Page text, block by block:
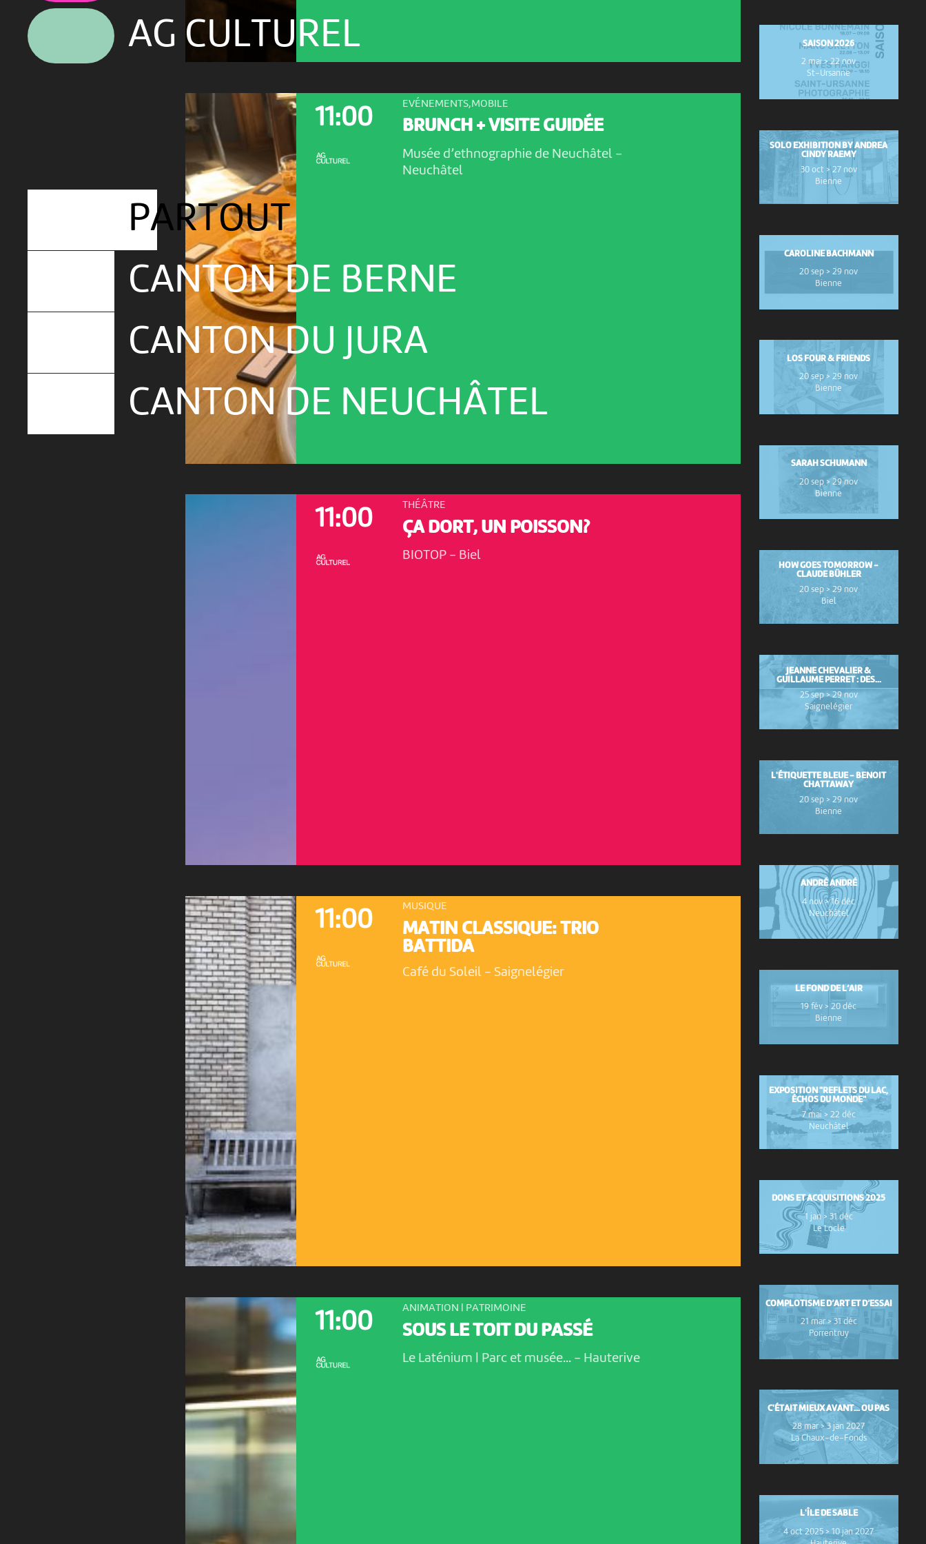
AG CULTUREL
PARTOUT
CANTON DE BERNE
CANTON DU JURA
CANTON DE NEUCHÂTEL
11:00 EVÉNEMENTS,MOBILE
BRUNCH + VISITE GUIDÉE
Musée d’ethnographie de Neuchâtel -
Neuchâtel
11:00 THÉÂTRE
ÇA DORT, UN POISSON?
BIOTOP - Biel
11:00 MUSIQUE
MATIN CLASSIQUE: TRIO
BATTIDA
Café du Soleil - Saignelégier
11:00 ANIMATION | PATRIMOINE
SOUS LE TOIT DU PASSÉ
Le Laténium | Parc et musée... - Hauterive
SAISON 2026
2 mai > 22 nov
St-Ursanne
SOLO EXHIBITION BY ANDREA
CINDY RAEMY
30 oct > 27 nov
Bienne
CAROLINE BACHMANN
20 sep > 29 nov
Bienne
LOS FOUR & FRIENDS
20 sep > 29 nov
Bienne
SARAH SCHUMANN
20 sep > 29 nov
Bienne
HOW GOES TOMORROW -
CLAUDE BÜHLER
20 sep > 29 nov
Biel
JEANNE CHEVALIER &
GUILLAUME PERRET : DES...
25 sep > 29 nov
Saignelégier
L'ÉTIQUETTE BLEUE - BENOIT
CHATTAWAY
20 sep > 29 nov
Bienne
ANDRÉ ANDRÉ
4 nov > 16 déc
Neuchâtel
LE FOND DE L’AIR
19 fév > 20 déc
Bienne
EXPOSITION "REFLETS DU LAC,
ÉCHOS DU MONDE"
7 mai > 22 déc
Neuchâtel
DONS ET ACQUISITIONS 2025
1 jan > 31 déc
Le Locle
COMPLOTISME D’ART ET D’ESSAI
21 mar > 31 déc
Porrentruy
C'ÉTAIT MIEUX AVANT... OU PAS
28 mar > 3 jan 2027
La Chaux-de-Fonds
L'ÎLE DE SABLE
4 oct 2025 > 10 jan 2027